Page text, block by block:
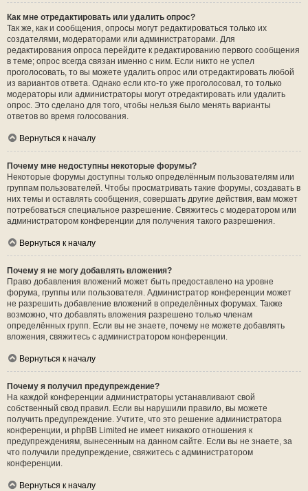
Как мне отредактировать или удалить опрос?
Так же, как и сообщения, опросы могут редактироваться только их
создателями, модераторами или администраторами. Для
редактирования опроса перейдите к редактированию первого сообщения
в теме; опрос всегда связан именно с ним. Если никто не успел
проголосовать, то вы можете удалить опрос или отредактировать любой
из вариантов ответа. Однако если кто-то уже проголосовал, то только
модераторы или администраторы могут отредактировать или удалить
опрос. Это сделано для того, чтобы нельзя было менять варианты
ответов во время голосования.
Вернуться к началу
Почему мне недоступны некоторые форумы?
Некоторые форумы доступны только определённым пользователям или
группам пользователей. Чтобы просматривать такие форумы, создавать в
них темы и оставлять сообщения, совершать другие действия, вам может
потребоваться специальное разрешение. Свяжитесь с модератором или
администратором конференции для получения такого разрешения.
Вернуться к началу
Почему я не могу добавлять вложения?
Право добавления вложений может быть предоставлено на уровне
форума, группы или пользователя. Администратор конференции может
не разрешить добавление вложений в определённых форумах. Также
возможно, что добавлять вложения разрешено только членам
определённых групп. Если вы не знаете, почему не можете добавлять
вложения, свяжитесь с администратором конференции.
Вернуться к началу
Почему я получил предупреждение?
На каждой конференции администраторы устанавливают свой
собственный свод правил. Если вы нарушили правило, вы можете
получить предупреждение. Учтите, что это решение администратора
конференции, и phpBB Limited не имеет никакого отношения к
предупреждениям, вынесенным на данном сайте. Если вы не знаете, за
что получили предупреждение, свяжитесь с администратором
конференции.
Вернуться к началу